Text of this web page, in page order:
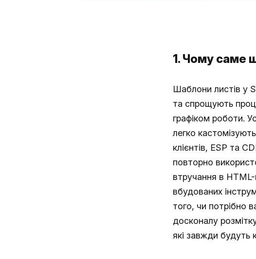
1. Чому саме
Шаблони листів у
та спрощують
графіком роботи.
легко
клієнтів, ESP та
повторно
втручання в
вбудованих
того, чи потрібно
досконалу
які завжди будуть